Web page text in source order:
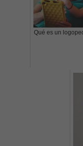
Qué es un